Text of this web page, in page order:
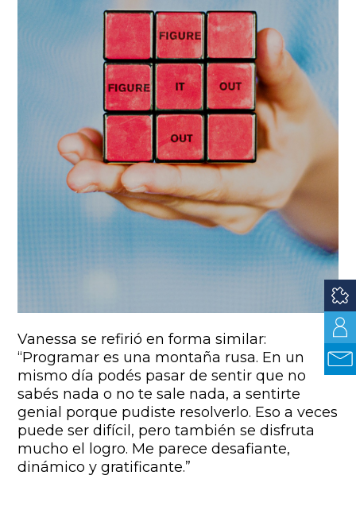
Vanessa se refirió en forma similar:
“Programar es una montaña rusa. En un
mismo día podés pasar de sentir que no
sabés nada o no te sale nada, a sentirte
genial porque pudiste resolverlo. Eso a veces
puede ser difícil, pero también se disfruta
mucho el logro. Me parece desafiante,
dinámico y gratificante.”